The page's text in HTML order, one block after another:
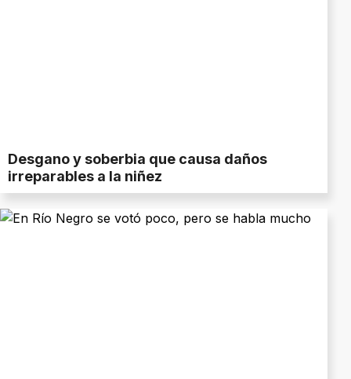
Desgano y soberbia que causa daños
irreparables a la niñez